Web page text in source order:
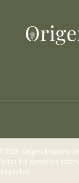
2026 Origen Emporio
los derechos
.